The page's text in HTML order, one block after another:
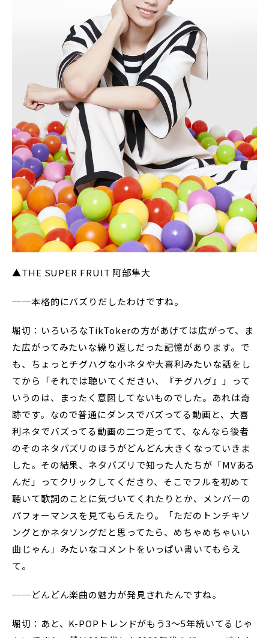
▲THE SUPER FRUIT 阿部隼大
──本格的にバズりだしたわけですね。
堀切：いろいろなTikTokerの方があげては広がって、ま
た広がってみたいな繰り返しだった記憶があります。で
も、ちょっとチグハグな小ネタや大喜利みたいな話をし
てから「それでは聴いてください、『チグハグ』」って
いうのは、まったく意図してないものでした。あれは奇
跡です。なので普通にダンスでバズってる動画と、大喜
利ネタでバズってる動画の二つ走ってて、なんなら後者
のそのネタバズリのほうがどんどん大きくなっていきま
した。その結果、ネタバズリで知った人たちが「MVある
んだ」ってクリックしてくださり、そこでフルを初めて
聴いて歌詞のことに気づいてくれたりとか、メンバーの
パフォーマンスを見てもらえたり。「ただのトンチキソ
ングとかネタソングだと思ってたら、めちゃめちゃいい
曲じゃん」みたいなコメントをいっぱい書いてもらえ
て。
──どんどん楽曲の魅力が発見されたんですね。
堀切：あと、K-POPトレンドがもう3〜5年続いてるじゃ